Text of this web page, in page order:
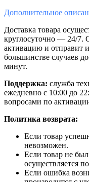
Дополнительное
Доставка товара
круглосуточно — 24/7.
активацию и отправит
большинстве случаев
минут.
Поддержка: служба
ежедневно с 10:00 до
вопросами по
Политика возврата:
Если товар
невозможен.
Если товар не
осуществляется
Если ошибка